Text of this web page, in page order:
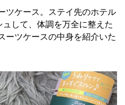
ツケース。ステイ先のホテル
して、体調を万全に整えた
ーツケースの中身を紹介いた